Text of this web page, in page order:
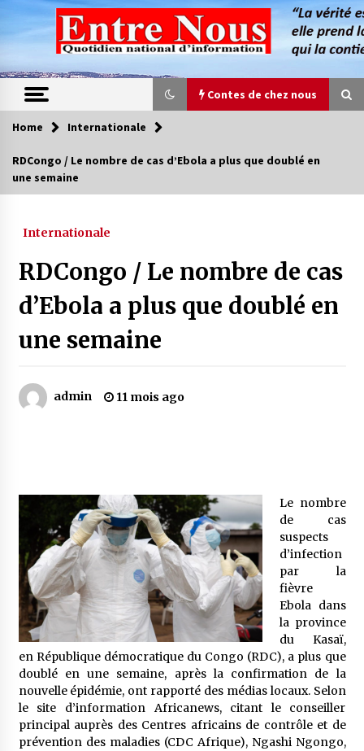
content
Contes de chez nous
Contes de chez nous
Magie de sorcier
4 ans ago
Oum el Gaïla / L’ogresse du M’zab
4 ans ago
5 ans ago
« Père, tiens-moi, je vais tomber ! »
5 ans ago
Le bouc de l’Au-delà
5 ans ago
Le monstrueux vieillard (Un récit du Sud
algérien)
5 ans ago
Home Internationale
RDCongo / Le nombre de cas d’Ebola a plus que doublé en
une semaine
Internationale
RDCongo / Le nombre de cas
d’Ebola a plus que doublé en
une semaine
admin 11 mois ago
Le nombre
de cas
suspects
d’infection
par la
fièvre
Ebola dans
la province
du Kasaï,
en République démocratique du Congo (RDC), a plus que
doublé en une semaine, après la confirmation de la
nouvelle épidémie, ont rapporté des médias locaux. Selon
le site d’information Africanews, citant le conseiller
principal auprès des Centres africains de contrôle et de
prévention des maladies (CDC Afrique), Ngashi Ngongo,